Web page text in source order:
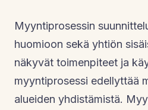
Myyntiprosessin
huomioon sekä yhtiön
näkyvät toimenpiteet ja
myyntiprosessi edellyttää
alueiden yhdistämistä.